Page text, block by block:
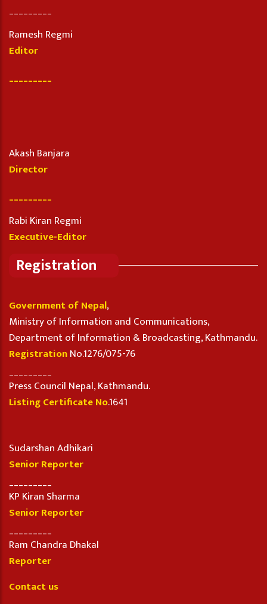
Ramesh Regmi
Editor
_________
Akash Banjara
Director
_________
Rabi Kiran Regmi
Executive-Editor
Registration
Government of Nepal,
Ministry of Information and Communications,
Department of Information & Broadcasting, Kathmandu.
RegistrationNo.1276/075-76
Press Council Nepal, Kathmandu.
Listing Certificate No.1641
Sudarshan Adhikari
Senior Reporter
KP Kiran Sharma
Senior Reporter
Ram Chandra Dhakal
Reporter
Contact us